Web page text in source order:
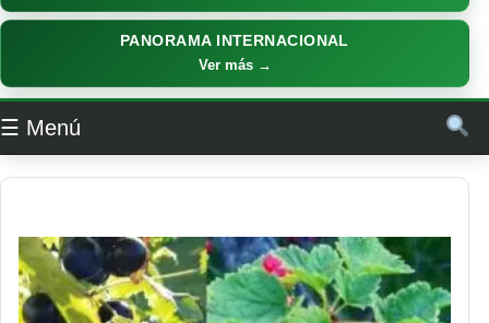
PANORAMA INTERNACIONAL
Ver más →
☰ Menú